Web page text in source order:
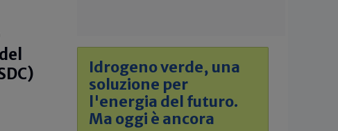
Idrogeno verde, una
soluzione per
l'energia del futuro.
Ma oggi è ancora